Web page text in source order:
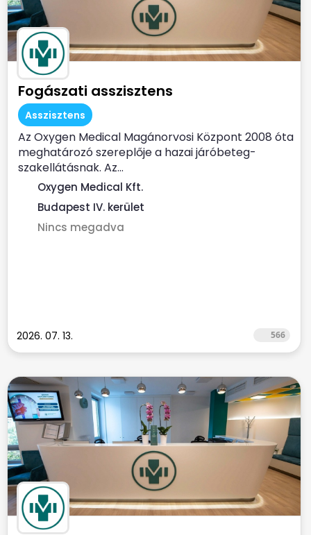
Fogászati asszisztens
Asszisztens
Az Oxygen Medical Magánorvosi Központ 2008 óta
meghatározó szereplője a hazai járóbeteg-
szakellátásnak. Az...
Oxygen Medical Kft.
Budapest IV. kerület
Nincs megadva
2026. 07. 13. 566